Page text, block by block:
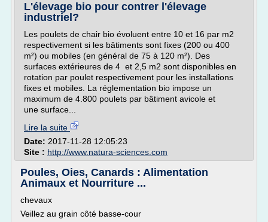
L'élevage bio pour contrer l'élevage
industriel?
Les poulets de chair bio évoluent entre 10 et 16 par m2
respectivement si les bâtiments sont fixes (200 ou 400
m²) ou mobiles (en général de 75 à 120 m²). Des
surfaces extérieures de 4 et 2,5 m2 sont disponibles en
rotation par poulet respectivement pour les installations
fixes et mobiles. La réglementation bio impose un
maximum de 4.800 poulets par bâtiment avicole et
une surface...
Lire la suite
Date: 2017-11-28 12:05:23
Site : http://www.natura-sciences.com
Poules, Oies, Canards : Alimentation
Animaux et Nourriture ...
chevaux
Veillez au grain côté basse-cour